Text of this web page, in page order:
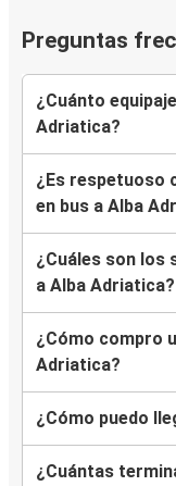
Preguntas
¿Cuánto
Adriatica?
¿Es respetuoso
en bus a Alba
¿Cuáles son los
a Alba Adriatica?
¿Cómo compro
Adriatica?
¿Cómo puedo
¿Cuántas